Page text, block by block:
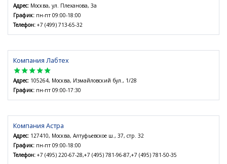
Адрес: Москва, ул. Плеханова, 3а
График: пн-пт 09:00-18:00
Телефон: +7 (499) 713-65-32
Компания Лабтех
star
star
star
star
star
Адрес: 105264, Москва, Измайловский бул., 1/28
График: пн-пт 09:00-17:30
Компания Астра
Адрес: 127410, Москва, Алтуфьевское ш., 37, стр. 32
График: пн-пт 09:00-18:00
Телефон: +7 (495) 220-67-28,+7 (495) 781-96-87,+7 (495) 781-50-35